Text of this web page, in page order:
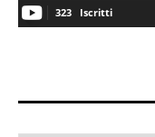
323 Iscritti